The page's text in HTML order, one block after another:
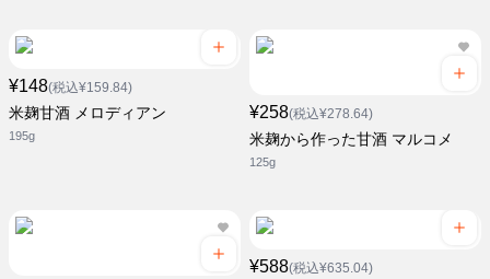
¥148(税込¥159.84)
米麹甘酒 メロディアン
195g
¥258(税込¥278.64)
米麹から作った甘酒 マルコメ
125g
¥588(税込¥635.04)